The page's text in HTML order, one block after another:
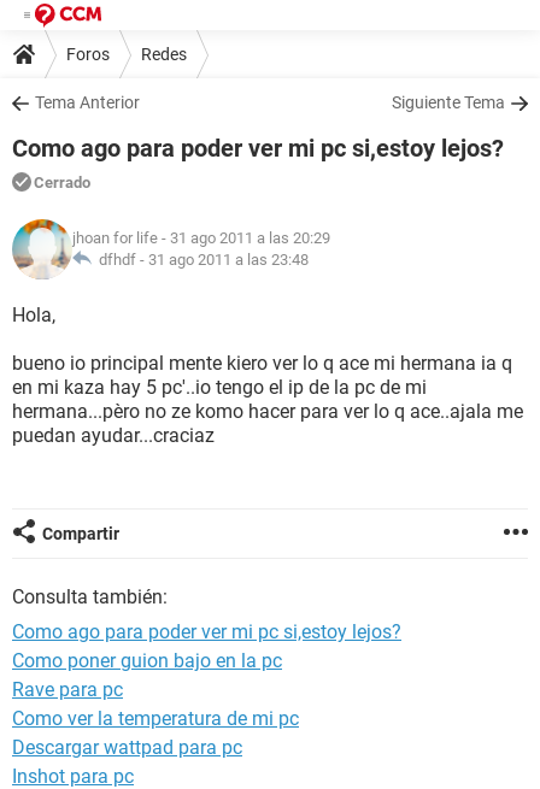
Foros Redes
Tema Anterior Siguiente Tema
Como ago para poder ver mi pc si,estoy lejos?
Cerrado
jhoan for life - 31 ago 2011 a las 20:29
dfhdf - 31 ago 2011 a las 23:48
Hola,
bueno io principal mente kiero ver lo q ace mi hermana ia q
en mi kaza hay 5 pc'..io tengo el ip de la pc de mi
hermana...pèro no ze komo hacer para ver lo q ace..ajala me
puedan ayudar...craciaz
Compartir
Consulta también:
Como ago para poder ver mi pc si,estoy lejos?
Como poner guion bajo en la pc
Rave para pc
Como ver la temperatura de mi pc
Descargar wattpad para pc
Inshot para pc